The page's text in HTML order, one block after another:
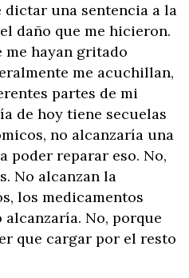
dictar una sentencia a la
daño que me hicieron.
me hayan gritado
me acuchillan,
partes de mi
de hoy tiene secuelas
no alcanzaría una
poder reparar eso. No,
No alcanzan la
los medicamentos
No, porque
que cargar por el resto